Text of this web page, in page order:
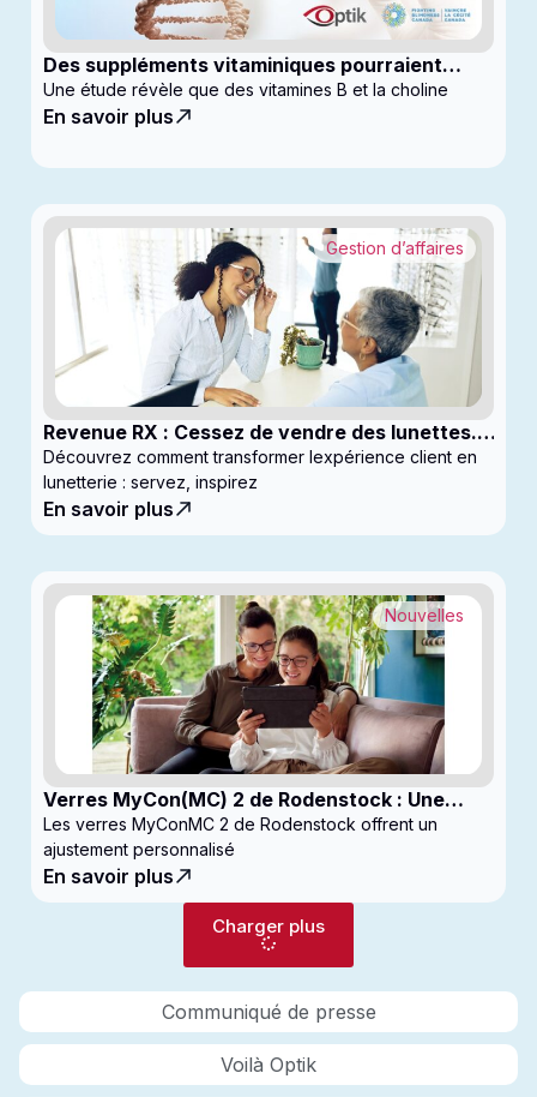
Communiqué de presse
Voilà Optik
Des suppléments vitaminiques pourraient
ralentir la progression du glaucome
Une étude révèle que des vitamines B et la choline
En savoir plus
Revenue RX : Cessez de vendre des lunettes.
Commencez à générer des profits
Gestion d’affaires
Découvrez comment transformer lexpérience client en
lunetterie : servez, inspirez
En savoir plus
Verres MyCon(MC) 2 de Rodenstock : Une
nouvelle génération de verres pour
enfantsconçus pour le contrôle de la myopie
Nouvelles
Les verres MyConMC 2 de Rodenstock offrent un
ajustement personnalisé
En savoir plus
Charger plus